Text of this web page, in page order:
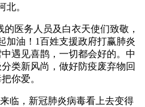
北。
医务人员及白衣天使们致敬，
加油！1百姓支援政府打赢肺炎
遇见喜鹊，一切都会好的。中
类新风尚，做好防疫废弃物回
你爱。
临，新冠肺炎病毒看上去变得